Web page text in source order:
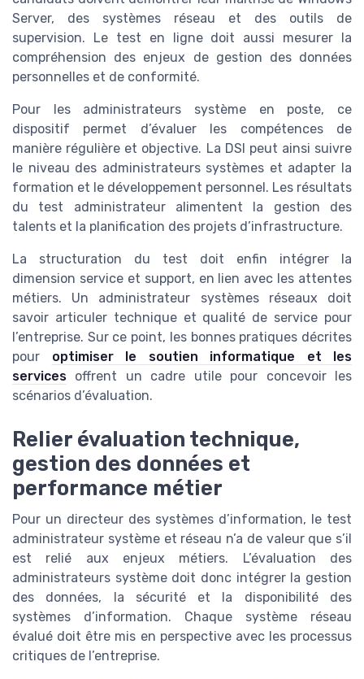
Server, des systèmes réseau et des outils de
supervision. Le test en ligne doit aussi mesurer la
compréhension des enjeux de gestion des données
personnelles et de conformité.
Pour les administrateurs système en poste, ce
dispositif permet d’évaluer les compétences de
manière régulière et objective. La DSI peut ainsi suivre
le niveau des administrateurs systèmes et adapter la
formation et le développement personnel. Les résultats
du test administrateur alimentent la gestion des
talents et la planification des projets d’infrastructure.
La structuration du test doit enfin intégrer la
dimension service et support, en lien avec les attentes
métiers. Un administrateur systèmes réseaux doit
savoir articuler technique et qualité de service pour
l’entreprise. Sur ce point, les bonnes pratiques décrites
pour optimiser le soutien informatique et les
services offrent un cadre utile pour concevoir les
scénarios d’évaluation.
Relier évaluation technique,
gestion des données et
performance métier
Pour un directeur des systèmes d’information, le test
administrateur système et réseau n’a de valeur que s’il
est relié aux enjeux métiers. L’évaluation des
administrateurs système doit donc intégrer la gestion
des données, la sécurité et la disponibilité des
systèmes d’information. Chaque système réseau
évalué doit être mis en perspective avec les processus
critiques de l’entreprise.